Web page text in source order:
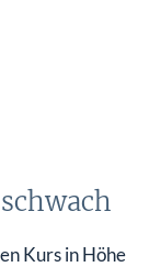
Kurs in Höhe